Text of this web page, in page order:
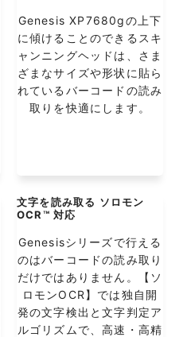
Genesis XP7680gの上下
に傾けることのできるスキ
ャンニングヘッドは、さま
ざまなサイズや形状に貼ら
れているバーコードの読み
取りを快適にします。
文字を読み取る ソロモン
OCR™ 対応
Genesisシリーズで行える
のはバーコードの読み取り
だけではありません。【ソ
ロモンOCR】では独自開
発の文字検出と文字判定ア
ルゴリズムで、高速・高精